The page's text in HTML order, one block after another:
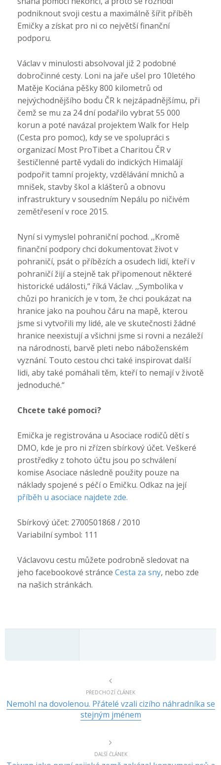
podniknout svoji cestu a maximálně šířit příběh
Emičky a získat pro ni co největší finanční
podporu.
Václav v minulosti absolvoval již 2 podobné
dobročinné cesty. Loni na jaře ušel pro 10letého
Matěje Kociána pěšky 800 kilometrů od
nejvýchodnějšího bodu ČR k nejzápadnějšímu, při
čemž se mu za 24 dní podařilo vybrat 55 000
korun a poté navázal projektem Walk for Help
(Cesta pro pomoc), kdy se ve spolupráci s
organizací Most ProTibet a Charitou ČR v
šestičlenné partě vydali do indických Himalájí
podpořit tamní projekty, vzdělávání mnichů a
mnišek, stavby škol a klášterů a obnovu
infrastruktury v sousedním Nepálu po ničivém
zemětřesení v roce 2015.
Nyní si vymyslel pohraniční pochod. ,,Kromě
finanční podpory chci dokumentovat život v
pohraničí, psát o příbězích a osudech lidí, kteří v
pohraničí žijí a stejně tak připomenout některé
historické události,“ říká Václav. ,,Symbolika v
chůzi po hranicích je v tom, že chci poukázat na
hranice jako na pouhou čáru na mapě, kterou
jsme si vytvořili my lidé, ale ve skutečnosti žádné
hranice neexistují a všichni jsme si rovni a nezáleží
na národnosti, barvě pleti nebo náboženském
vyznání. Touto cestou chci také inspirovat další
lidi, aby také pomáhali těm, kteří to nemají v životě
jednoduché.“
Chcete také pomoci?
Emička je registrována u Asociace rodičů dětí s
DMO, kde je pro ni zřízen sbírkový účet. Veškeré
prostředky z tohoto účtu jsou po schválení
komise Asociace následně použity pouze na
náklady spojené s péčí o Emičku. Odkaz na její
příběh u asociace najdete zde.
Sbírkový účet: 2700501868 / 2010
Variabilní symbol: 111
Václavovu cestu můžete podrobně sledovat na
jeho facebookové stránce Cesta za sny, nebo zde
na našich stránkách.
PŘEDCHOZÍ ČLÁNEK
Nemohl na dovolenou. Přátelé vzali cizího náhradníka se
stejným jménem
DALŠÍ ČLÁNEK